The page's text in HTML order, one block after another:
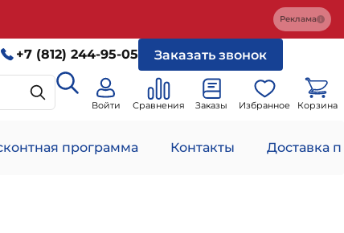
Реклама
+7 (812) 244-95-05 Заказать звонок
Войти Сравнения Заказы Избранное Корзина
программа Контакты Доставка